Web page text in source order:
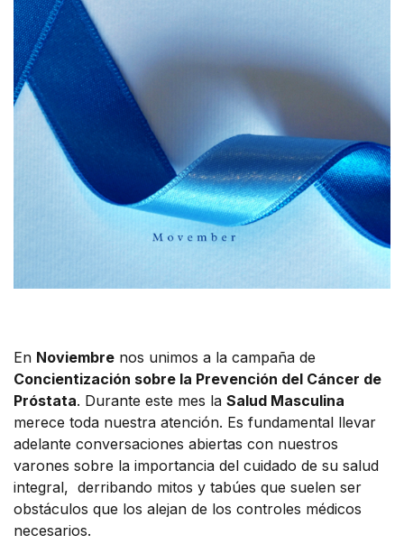
En Noviembre nos unimos a la campaña de
Concientización sobre la Prevención del Cáncer de
Próstata. Durante este mes la Salud Masculina
merece toda nuestra atención. Es fundamental llevar
adelante conversaciones abiertas con nuestros
varones sobre la importancia del cuidado de su salud
integral, derribando mitos y tabúes que suelen ser
obstáculos que los alejan de los controles médicos
necesarios.